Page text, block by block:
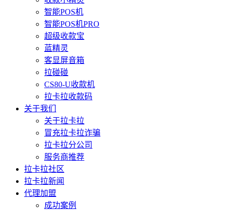
智能POS机
智能POS机PRO
超级收款宝
蓝精灵
客显屏音箱
拉碰碰
CS80-U收款机
拉卡拉收款码
关于我们
关于拉卡拉
冒充拉卡拉诈骗
拉卡拉分公司
服务商推荐
拉卡拉社区
拉卡拉新闻
代理加盟
成功案例